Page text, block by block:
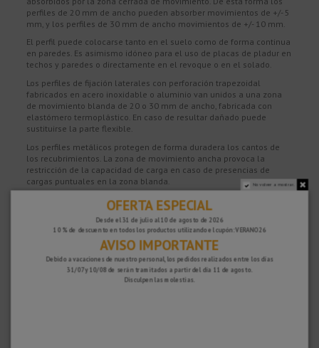
perfiles de 20 mm de ancho pueden absorber movimientos de +/- 5
mm, y los perfiles de 30 mm de ancho movimientos de +/- 10 mm.
El perfil puede colocarse tanto en el suelo como de forma continua
en paredes. Es asimismo idóneo para el uso de placas de pladur en
techos y paredes o directamente en el revoque o en el solado.
Los perfiles de fijación laterales con perforación trapezoidal
fabricados en acero inoxidable o aluminio van unidos a una zona
de movimiento blanda de 20 o 30 mm de ancho, fabricada con
elastómero termoplástico. En caso de resultar dañado puede
sustituirse la parte flexible.
Los perfiles metálicos protegen de forma duradera los cantos de
los recubrimientos. La zona de movimiento ancha provoca la
restricción de la capacidad de carga en caso de presencias de
cargas puntuales en la zona blanda.
No volver a mostrar.
OFERTA ESPECIAL
Desde el 31 de julio al 10 de agosto de 2026
10 % de descuento en todos los productos utilizando el cupón: VERANO26
AVISO IMPORTANTE
Debido a vacaciones de nuestro personal, los pedidos realizados entre los días
31/07 y 10/08 de serán tramitados a partir del día 11 de agosto.
Disculpen las molestias.